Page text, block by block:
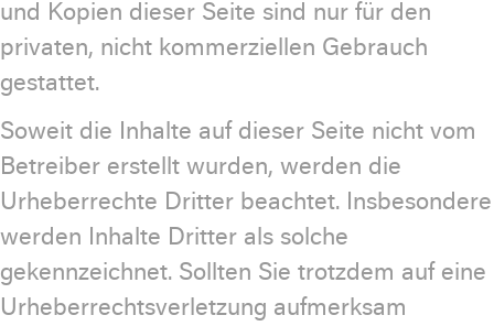
und Kopien dieser Seite sind nur für den
privaten, nicht kommerziellen Gebrauch
gestattet.
Soweit die Inhalte auf dieser Seite nicht vom
Betreiber erstellt wurden, werden die
Urheberrechte Dritter beachtet. Insbesondere
werden Inhalte Dritter als solche
gekennzeichnet. Sollten Sie trotzdem auf eine
Urheberrechtsverletzung aufmerksam